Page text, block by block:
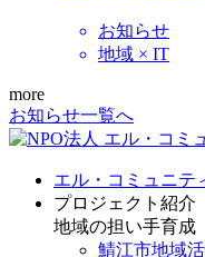
お知らせ
地域 × IT
more
お知らせ一覧へ
エル・コミュニテ
プロジェクト紹介
地域の担い手育成
鯖江市地域